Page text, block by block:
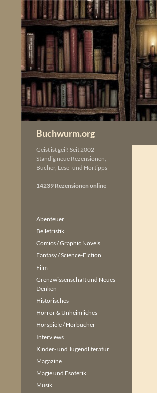
springen
Buchwurm.org
Geist ist geil! Seit 2002 –
Ständig neue Rezensionen,
Bücher, Lese- und Hörtipps
14239 Rezensionen online
Abenteuer
Belletristik
Comics / Graphic Novels
Fantasy / Science-Fiction
Film
Grenzwissenschaft und Neues
Denken
Historisches
Horror & Unheimliches
Hörspiele / Hörbücher
Interviews
Kinder- und Jugendliteratur
Magazine
Magie und Esoterik
Musik